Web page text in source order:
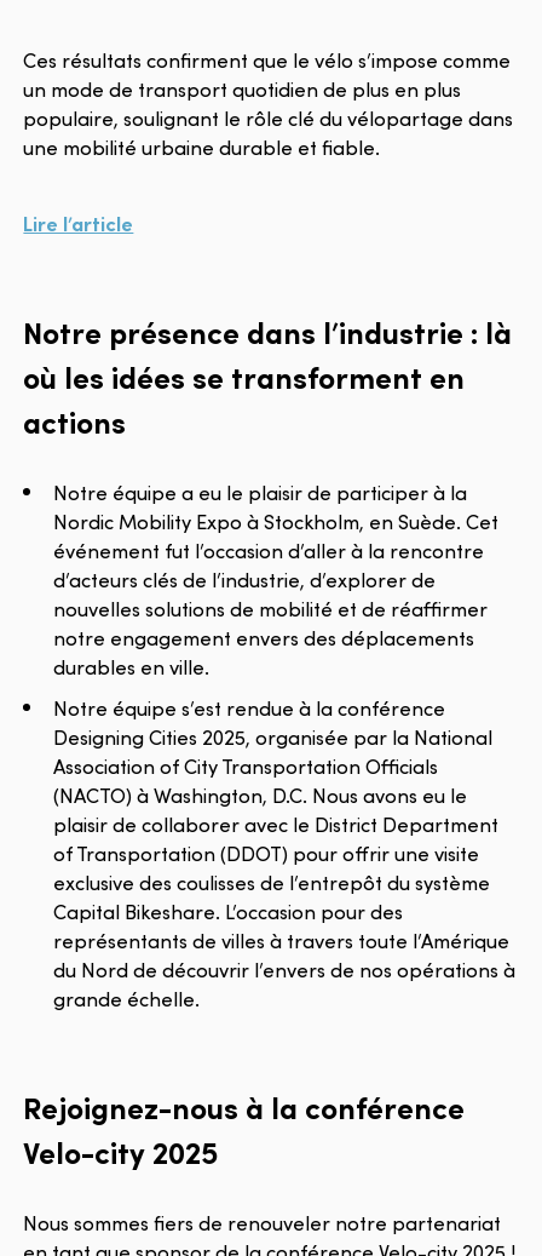
Ces résultats confirment que le vélo s’impose comme
un mode de transport quotidien de plus en plus
populaire, soulignant le rôle clé du vélopartage dans
une mobilité urbaine durable et fiable.
Lire l’article
Notre présence dans l’industrie : là
où les idées se transforment en
actions
Notre équipe a eu le plaisir de participer à la
Nordic Mobility Expo à Stockholm, en Suède. Cet
événement fut l’occasion d’aller à la rencontre
d’acteurs clés de l’industrie, d’explorer de
nouvelles solutions de mobilité et de réaffirmer
notre engagement envers des déplacements
durables en ville.
Notre équipe s’est rendue à la conférence
Designing Cities 2025, organisée par la National
Association of City Transportation Officials
(NACTO) à Washington, D.C. Nous avons eu le
plaisir de collaborer avec le District Department
of Transportation (DDOT) pour offrir une visite
exclusive des coulisses de l’entrepôt du système
Capital Bikeshare. L’occasion pour des
représentants de villes à travers toute l’Amérique
du Nord de découvrir l’envers de nos opérations à
grande échelle.
Rejoignez-nous à la conférence
Velo-city 2025
Nous sommes fiers de renouveler notre partenariat